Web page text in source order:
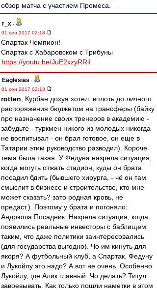
обзор матча с участием Промеса.
r_x -
01 сен 2017 02:18
Спартак Чемпион!
Спартак с Хабаровском с Трибуны
https://youtu.be/JuE2xzyRRiI
Eaglesias -
01 сен 2017 02:13
rotten , Курбан дохуя хотел, вплоть до личного
распоряжения бюджетом на трансферы (байку
про назначение своих тренеров в академию -
забудьте - туркмен никого из молодых никогда
не воспитывал - он брал готовое, он еще в
Татарии этим руководство разводил). Короче
тема была такая: У Федуна назрела ситуация,
когда могуть отжать стадион, куды он брата
посадил бдить (бывшего хирурга, - чё он там
смыслит в бизнесе и строительстве, кто мне
может сказать? зато родная кровь, не
предаст.). Поэтому у брата и погоняло:
Андрюша Посадник. Назрела ситуация, когда
появились реальные инвесторы с баблищем
таким, что даже политики заинтересовались
(для государства выгодно). Чо им кинуть для
якоря? А футбольный клуб, а Спартак. Федуну
и Лукойлу это надо? А вот не очень. Особенно
Лукойлу, где Алик главный. Чо делать? Титул
завоевывать. Как только пошли наметки в этом